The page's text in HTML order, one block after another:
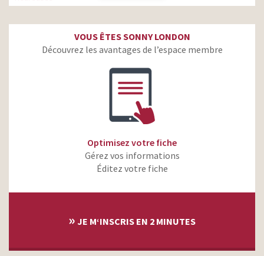
Selected by David
production
production
VOUS ÊTES SONNY LONDON
Découvrez les avantages de l’espace membre
Optimisez votre fiche
Gérez vos informations
Éditez votre fiche
» JE M‘INSCRIS EN 2 MINUTES